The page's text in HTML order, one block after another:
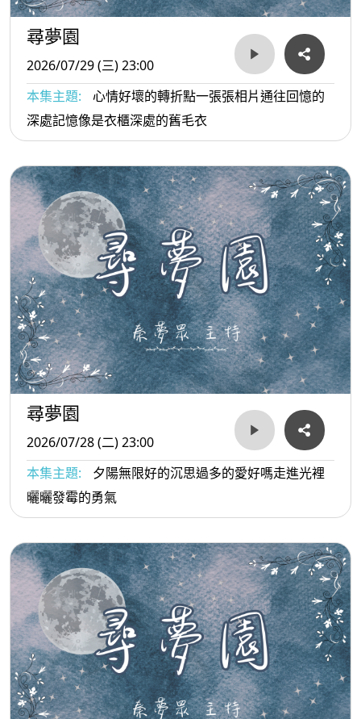
尋夢園
2026/07/29 (三) 23:00
本集主題:
心情好壞的轉折點一張張相片通往回憶的
深處記憶像是衣櫃深處的舊毛衣
尋夢園
2026/07/28 (二) 23:00
本集主題:
夕陽無限好的沉思過多的愛好嗎走進光裡
曬曬發霉的勇氣